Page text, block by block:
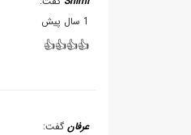
1 سال پیش
👍👍👍👍
عرفان گفت: